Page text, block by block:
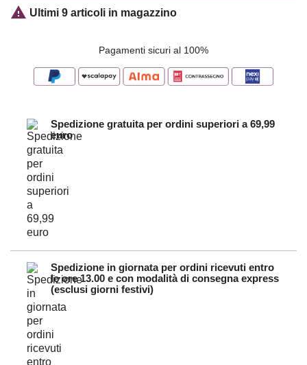
 Ultimi 9 articoli in magazzino
Pagamenti sicuri al 100%
Spedizione gratuita per ordini superiori a 69,99
euro
Spedizione in giornata per ordini ricevuti entro
le ore 13.00 e con modalità di consegna express
(esclusi giorni festivi)